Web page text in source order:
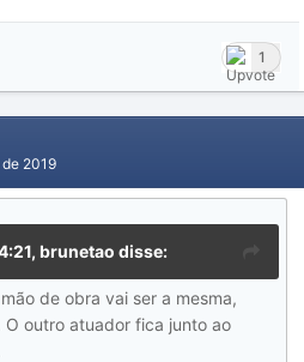
1
2019
brunetao disse:
de obra vai ser a mesma,
O outro atuador fica junto ao